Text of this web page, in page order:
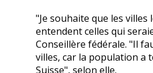
"Je souhaite que les villes
entendent celles qui
Conseillère fédérale. "Il
villes, car la population a
Suisse", selon elle.